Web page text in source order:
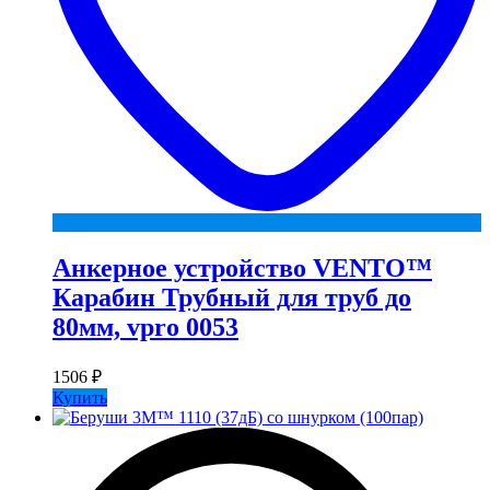
Анкерное устройство VENTO™
Карабин Трубный для труб до
80мм, vpro 0053
1506 ₽
Купить